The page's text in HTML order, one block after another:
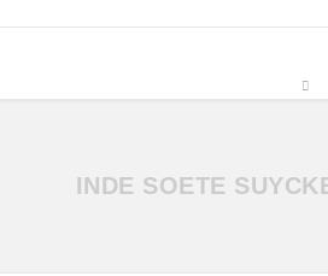
INDE SOETE